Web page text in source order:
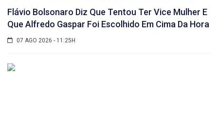
Flávio Bolsonaro Diz Que Tentou Ter Vice Mulher E
Que Alfredo Gaspar Foi Escolhido Em Cima Da Hora
07 AGO 2026 - 11:25H